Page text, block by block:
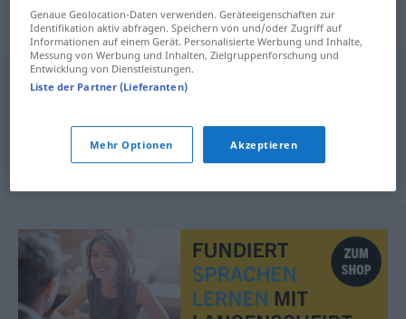
Synonyme für "durchtrainiert"
sportlich,athletisch,(körperlich) fit
athletisch
Genaue Geolocation-Daten verwenden. Geräteeigenschaften zur
Identifikation aktiv abfragen. Speichern von und/oder Zugriff auf
Informationen auf einem Gerät. Personalisierte Werbung und Inhalte,
Messung von Werbung und Inhalten, Zielgruppenforschung und
Entwicklung von Dienstleistungen.
Liste der Partner (Lieferanten)
Mehr Optionen Akzeptieren